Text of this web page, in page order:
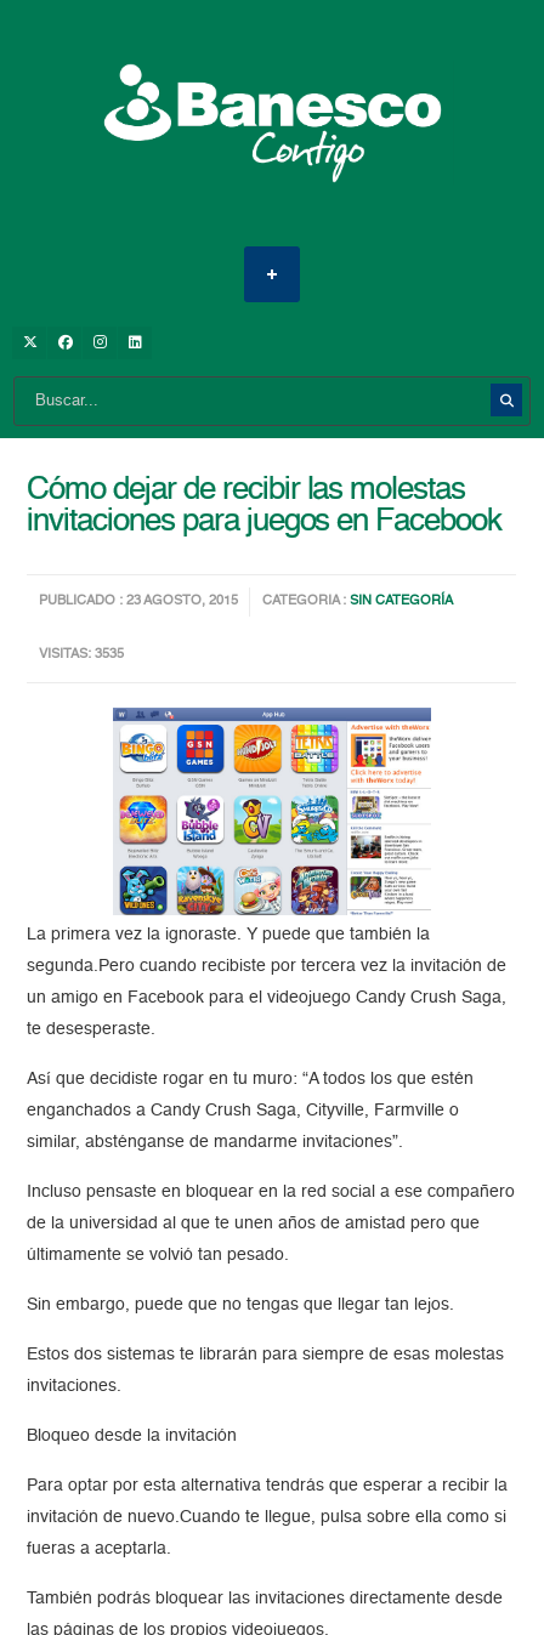
Cómo dejar de recibir las molestas
invitaciones para juegos en Facebook
PUBLICADO : 23 AGOSTO, 2015 CATEGORIA :SIN CATEGORÍA
VISITAS: 3535
La primera vez la ignoraste. Y puede que también la
segunda.Pero cuando recibiste por tercera vez la invitación de
un amigo en Facebook para el videojuego Candy Crush Saga,
te desesperaste.
Así que decidiste rogar en tu muro: “A todos los que estén
enganchados a Candy Crush Saga, Cityville, Farmville o
similar, absténganse de mandarme invitaciones”.
Incluso pensaste en bloquear en la red social a ese compañero
de la universidad al que te unen años de amistad pero que
últimamente se volvió tan pesado.
Sin embargo, puede que no tengas que llegar tan lejos.
Estos dos sistemas te librarán para siempre de esas molestas
invitaciones.
Bloqueo desde la invitación
Para optar por esta alternativa tendrás que esperar a recibir la
invitación de nuevo.Cuando te llegue, pulsa sobre ella como si
fueras a aceptarla.
También podrás bloquear las invitaciones directamente desde
las páginas de los propios videojuegos.